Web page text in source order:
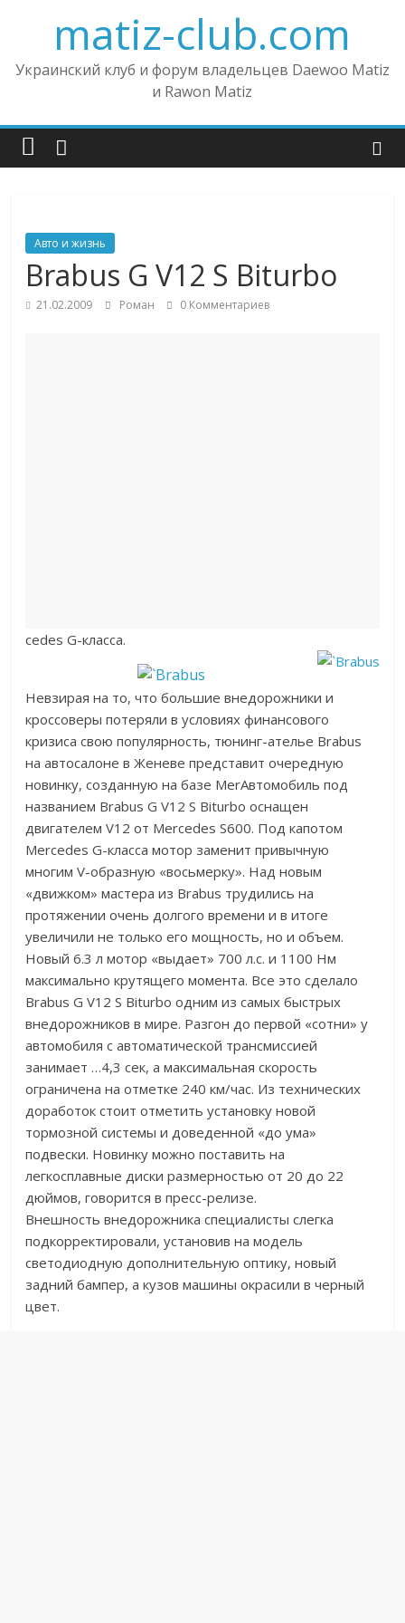
matiz-club.com
Украинский клуб и форум владельцев Daewoo Matiz
и Rawon Matiz
Авто и жизнь
Brabus G V12 S Biturbo
21.02.2009 Роман 0 Комментариев
cedes G-класса.
Невзирая на то, что большие внедорожники и
кроссоверы потеряли в условиях финансового
кризиса свою популярность, тюнинг-ателье Brabus
на автосалоне в Женеве представит очередную
новинку, созданную на базе MerАвтомобиль под
названием Brabus G V12 S Biturbo оснащен
двигателем V12 от Mercedes S600. Под капотом
Mercedes G-класса мотор заменит привычную
многим V-образную «восьмерку». Над новым
«движком» мастера из Brabus трудились на
протяжении очень долгого времени и в итоге
увеличили не только его мощность, но и объем.
Новый 6.3 л мотор «выдает» 700 л.с. и 1100 Нм
максимально крутящего момента. Все это сделало
Brabus G V12 S Biturbo одним из самых быстрых
внедорожников в мире. Разгон до первой «сотни» у
автомобиля с автоматической трансмиссией
занимает …4,3 сек, а максимальная скорость
ограничена на отметке 240 км/час. Из технических
доработок стоит отметить установку новой
тормозной системы и доведенной «до ума»
подвески. Новинку можно поставить на
легкосплавные диски размерностью от 20 до 22
дюймов, говорится в пресс-релизе.
Внешность внедорожника специалисты слегка
подкорректировали, установив на модель
светодиодную дополнительную оптику, новый
задний бампер, а кузов машины окрасили в черный
цвет.